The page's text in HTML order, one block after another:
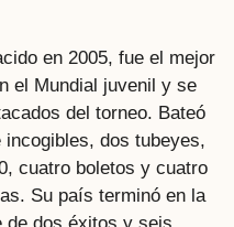
en 2005, fue el mejor
el Mundial juvenil y se
del torneo. Bateó
incogibles, dos tubeyes,
cuatro boletos y cuatro
Su país terminó en la
de dos éxitos y seis